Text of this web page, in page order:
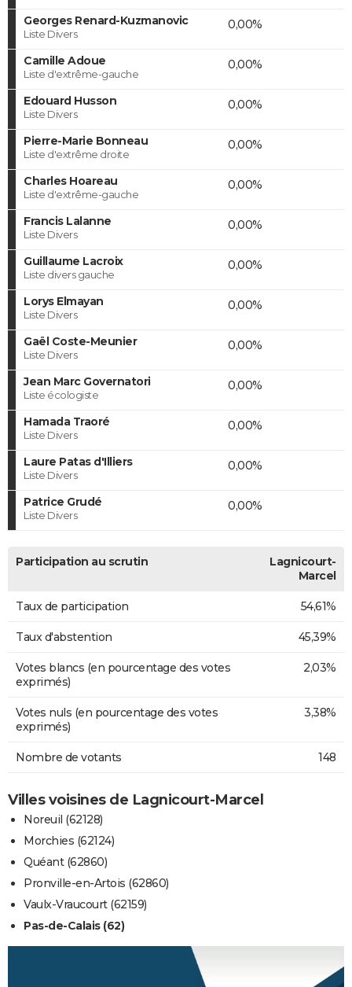
Georges Renard-Kuzmanovic
Liste Divers
0,00%
Camille Adoue
Liste d'extrême-gauche
0,00%
Edouard Husson
Liste Divers
0,00%
Pierre-Marie Bonneau
Liste d'extrême droite
0,00%
Charles Hoareau
Liste d'extrême-gauche
0,00%
Francis Lalanne
Liste Divers
0,00%
Guillaume Lacroix
Liste divers gauche
0,00%
Lorys Elmayan
Liste Divers
0,00%
Gaël Coste-Meunier
Liste Divers
0,00%
Jean Marc Governatori
Liste écologiste
0,00%
Hamada Traoré
Liste Divers
0,00%
Laure Patas d'Illiers
Liste Divers
0,00%
Patrice Grudé
Liste Divers
0,00%
Participation au scrutin
Lagnicourt-
Marcel
Taux de participation 54,61%
Taux d'abstention 45,39%
Votes blancs (en pourcentage des votes
exprimés)
2,03%
Votes nuls (en pourcentage des votes
exprimés)
3,38%
Nombre de votants 148
Villes voisines de Lagnicourt-Marcel
Noreuil (62128)
Morchies (62124)
Quéant (62860)
Pronville-en-Artois (62860)
Vaulx-Vraucourt (62159)
Pas-de-Calais (62)